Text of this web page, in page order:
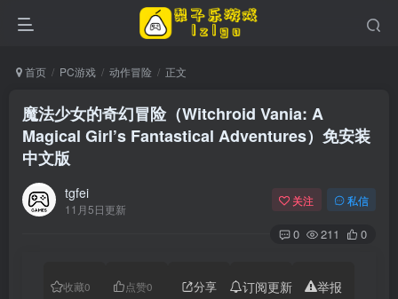
首页 PC游戏 动作冒险 正文
魔法少女的奇幻冒险（Witchroid Vania: A
Magical Girl’s Fantastical Adventures）免安装
中文版
tgfei
11月5日更新
关注 私信
0 211 0
收藏0 点赞0 分享 订阅更新 举报